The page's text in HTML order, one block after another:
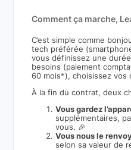
Comment ça marche,
C’est simple comme
tech préférée
vous définissez une
besoins (paiement
60 mois*), choisissez vos
À la fin du contrat, deux
Vous gardez
supplémentaires,
vous. 🎉
Vous nous le
selon sa valeur de